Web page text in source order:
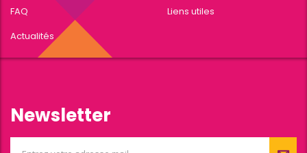
FAQ
Liens utiles
Actualités
Newsletter